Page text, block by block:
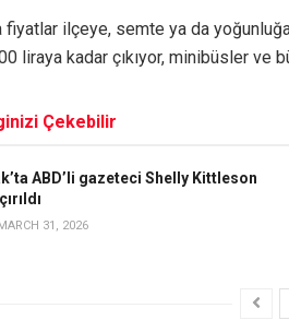
ilçeye, semte ya da
liraya kadar çıkıyor, minibüsler ve
Çekebilir
ABD’li gazeteci Shelly Kittleson
MARCH 31, 2026